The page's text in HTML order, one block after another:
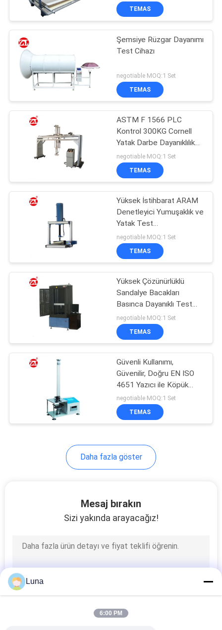
Metal Dedektör
Makinesi
çevre test odası
Ambalaj test
cihazları
105
Kask Test Makinası
51
Makinası
Kablo Test Makinası
TEMAS
Şemsiye Rüzgar Dayanımı
Test Cihazı
negotiable MOQ:1 Set
TEMAS
ASTM F 1566 PLC
Kontrol 300KG Cornell
Yatak Darbe Dayanıklılık
Test Cihazı
negotiable MOQ:1 Set
TEMAS
Yüksek İstihbarat ARAM
Denetleyici Yumuşaklık ve
Yatak Test
Cihazı&#39;nın Sertliği
negotiable MOQ:1 Set
TEMAS
Yüksek Çözünürlüklü
Sandalye Bacakları
Basınca Dayanıklı Test
Cihazı, Servo Motor
Kontrolü
negotiable MOQ:1 Set
TEMAS
Güvenli Kullanımı,
Güvenilir, Doğru EN ISO
4651 Yazıcı ile Köpük
Ribaund Test Cihazı
negotiable MOQ:1 Set
TEMAS
Daha fazla göster
Mesaj bırakın
Sizi yakında arayacağız!
Luna
6:00 PM